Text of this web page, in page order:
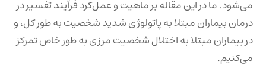
می‌شود. ما در این مقاله بر ماهیت و عمل‌کرد فرآیند تفسیر در
درمان بیماران مبتلا به پاتولوژی شدید شخصیت به طور کل، و
در بیماران مبتلا به اختلال شخصیت مرزی به طور خاص تمرکز
می‌کنیم.